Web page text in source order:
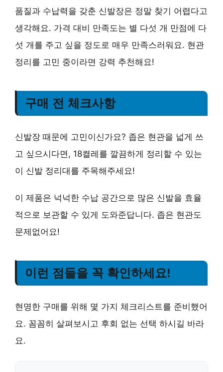
품질과 수납력을 갖춘 신발장은 정말 찾기 어렵다고
생각해요. 가격 대비 만족도는 별 다섯 개 만점에 다
섯 개를 주고 싶을 정도로 매우 만족스러워요. 현관
정리를 고민 중이라면 강력 추천해요!
구매 전 체크사항
신발장 때문에 고민이신가요? 좁은 현관을 넓게 쓰
고 싶으시다면, 18켤레를 깔끔하게 정리할 수 있는
이 신발 정리대를 주목해주세요!
이 제품은 넉넉한 수납 공간으로 많은 신발을 효율
적으로 보관할 수 있게 도와준답니다. 좁은 현관도
문제없어요!
이런 점들을 꼭 확인하세요!
현명한 구매를 위해 몇 가지 체크리스트를 준비했어
요. 꼼꼼히 살펴보시고 후회 없는 선택 하시길 바라
요.